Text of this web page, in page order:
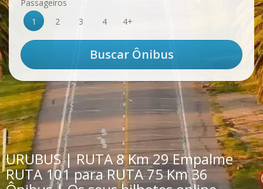
Passageiros
1
2 3 4 4+
URUBUS | RUTA 8 Km 29 Empalme
RUTA 101 para RUTA 75 Km 36